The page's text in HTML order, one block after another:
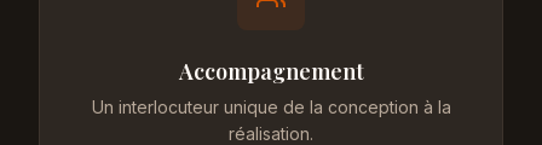
Accompagnement
Un interlocuteur unique de la conception à la
réalisation.